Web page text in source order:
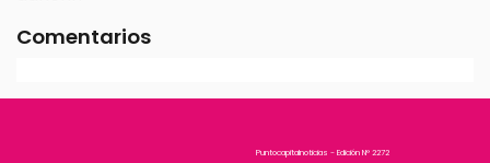
Comentarios
Puntocapitalnoticias - Edición N° 2272